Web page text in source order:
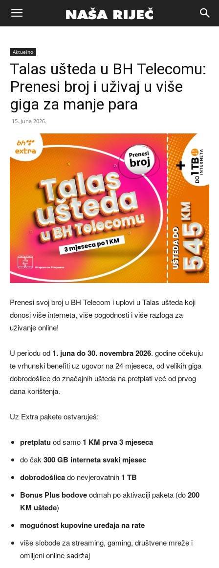
Naša
riječ
Zenica
Aktuelno
Talas ušteda u BH Telecomu:
Prenesi broj i uživaj u više
giga za manje para
15. Juna 2026.
Prenesi svoj broj u BH Telecom i uplovi u Talas ušteda koji
donosi više interneta, više pogodnosti i više razloga za
uživanje online!
U periodu od 1. juna do 30. novembra 2026. godine očekuju
te vrhunski benefiti uz ugovor na 24 mjeseca, od velikih giga
dobrodošlice do značajnih ušteda na pretplati već od prvog
dana korištenja.
Uz Extra pakete ostvaruješ:
pretplatuod samo 1 KM prva 3 mjeseca
do čak 300 GB interneta svaki mjesec
dobrodošlicado nevjerovatnih 1 TB
Bonus Plus bodoveodmah po aktivaciji paketa (do200
KM uštede)
mogućnost kupovine uređaja na rate
više slobode za streaming, gaming, društvene mreže i
omiljeni online sadržaj